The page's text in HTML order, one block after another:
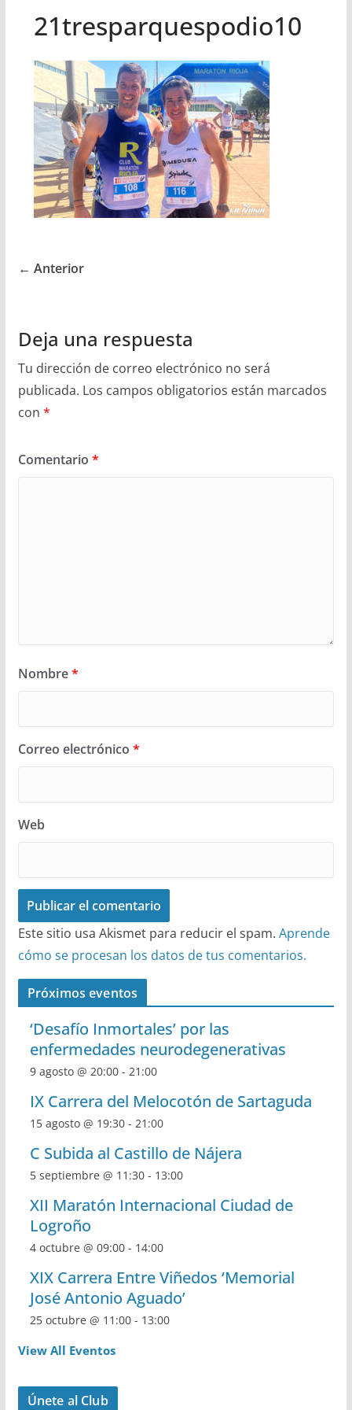
21tresparquespodio10
← Anterior
Deja una respuesta
Tu dirección de correo electrónico no será
publicada. Los campos obligatorios están marcados
con *
Comentario *
Nombre*
Correo electrónico *
Web
Este sitio usa Akismet para reducir el spam. Aprende
cómo se procesan los datos de tus comentarios.
Próximos eventos
‘Desafío Inmortales’ por las
enfermedades neurodegenerativas
9 agosto @ 20:00- 21:00
IX Carrera del Melocotón de Sartaguda
15 agosto @ 19:30- 21:00
C Subida al Castillo de Nájera
5 septiembre @ 11:30- 13:00
XII Maratón Internacional Ciudad de
Logroño
4 octubre @ 09:00- 14:00
XIX Carrera Entre Viñedos ‘Memorial
José Antonio Aguado’
25 octubre @ 11:00- 13:00
View All Eventos
Únete al Club